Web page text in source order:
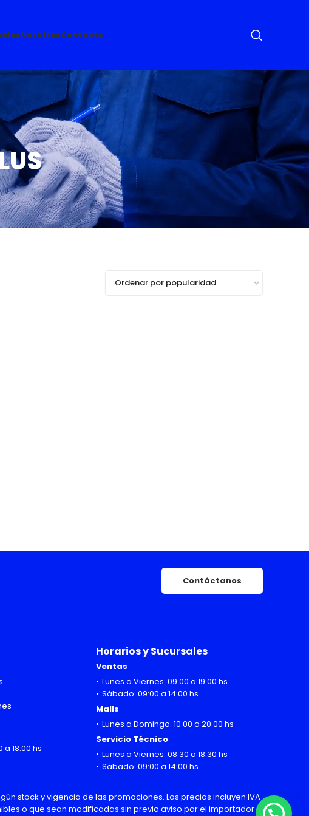
NosotrosContacto
Contáctanos
a 18:00 hs
Horarios y Sucursales
Ventas
Lunes a Viernes: 09:00 a 19:00 hs
Sábado: 09:00 a 14:00 hs
Malls
Lunes a Domingo: 10:00 a 20:00 hs
Servicio Técnico
Lunes a Viernes: 08:30 a 18:30 hs
Sábado: 09:00 a 14:00 hs
stock y vigencia de las promociones. Los precios incluyen IVA
o que sean modificadas sin previo aviso por el importador
¿Necesitas Ayuda o mas información?